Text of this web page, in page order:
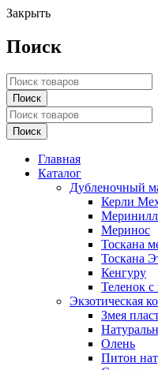
Закрыть
Поиск
Главная
Каталог
Дубленочный
Керли
Меринос
Тоскана
Тоскана
Кенгуру
Теленок с
Экзотическая
Змея
Олень
Питон